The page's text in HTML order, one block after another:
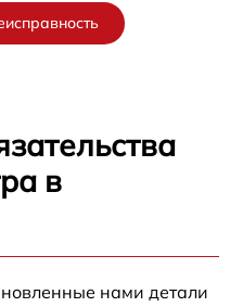
в
нами детали